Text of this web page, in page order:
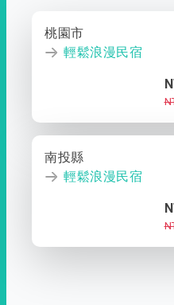
桃園市
輕鬆浪漫民宿
南投縣
輕鬆浪漫民宿